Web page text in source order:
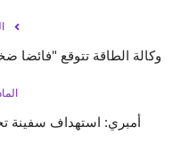
وكالة الطاقة تتوقع "فائضا
أمبري: استهداف سفينة